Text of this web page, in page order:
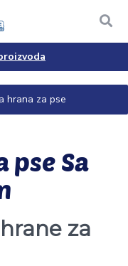
065/4444-040
hrana za pse
pse Sa
za